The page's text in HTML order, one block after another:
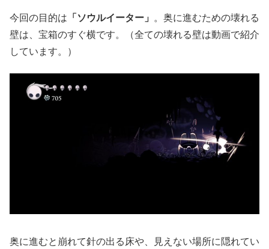
今回の目的は 「ソウルイーター」
。奥に進むための壊れる
壁は、宝箱のすぐ横です。（全ての壊れる壁は動画で紹介
しています。）
奥に進むと崩れて針の出る床や、見えない場所に隠れてい